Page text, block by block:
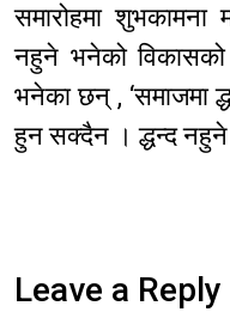
समारोहमा शुभकामना
नहुने भनेको
भनेका छन् , ‘समाजमा
हुन सक्दैन । द्धन्द नहुने
Leave a Reply